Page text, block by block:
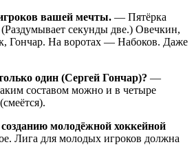
вашей мечты. — Пятёрка
секунды две.) Овечкин,
Гончар. На воротах — Набоков. Даже
один (Сергей Гончар)? —
составом можно и в четыре
молодёжной хоккейной
Лига для молодых игроков должна